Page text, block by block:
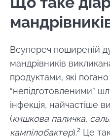
Всупереч поширеній
мандрівників
продуктами, які
“непідготовленими”
інфекція, найчастіше
(кишкова паличка,
кампілобактер).2 Це